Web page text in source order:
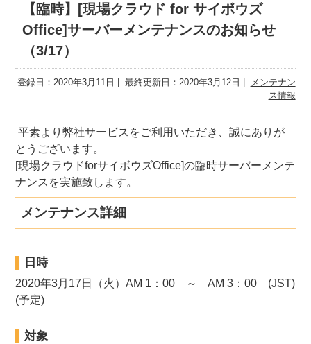
【臨時】[現場クラウド for サイボウズ
Office]サーバーメンテナンスのお知らせ
（3/17）
登録日：2020年3月11日 最終更新日：2020年3月12日
メンテナン
ス情報
平素より弊社サービスをご利用いただき、誠にありが
とうございます。
[現場クラウドforサイボウズOffice]の臨時サーバーメンテ
ナンスを実施致します。
メンテナンス詳細
日時
2020年3月17日（火）AM 1：00 ～ AM 3：00 (JST)
(予定)
対象